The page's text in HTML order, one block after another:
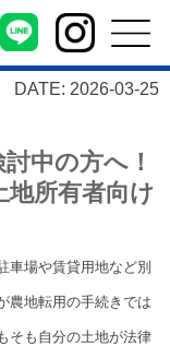
DATE: 2026-03-25
中の方へ！
所有者向け
車場や賃貸用地など別
農地転用の手続きでは
そも自分の土地が法律